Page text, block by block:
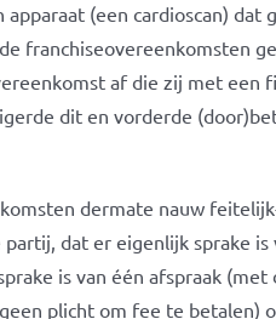
(een cardioscan) dat
franchiseovereenkomsten
af die zij met een
dit en vorderde
dermate nauw
dat er eigenlijk sprake is
is van één afspraak (met
plicht om fee te betalen)